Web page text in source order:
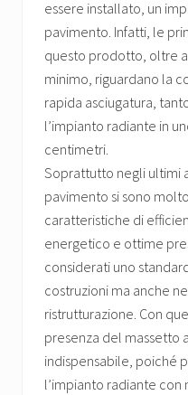
essere installato, un
pavimento. Infatti, le
questo prodotto, oltre
minimo, riguardano la
rapida asciugatura,
l’impianto radiante in
centimetri.
Soprattutto negli ultimi
pavimento si sono
caratteristiche di
energetico e ottime
considerati uno
costruzioni ma anche
ristrutturazione. Con
presenza del massetto
indispensabile, poiché
l’impianto radiante con